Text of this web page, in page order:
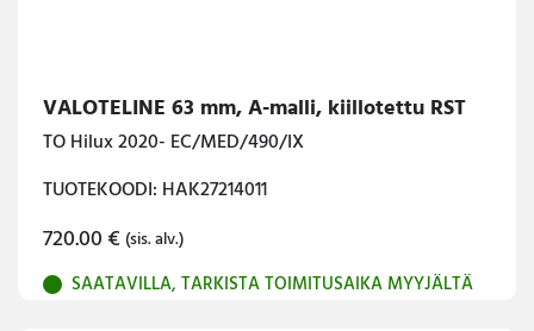
VALOTELINE 63 mm, A-malli, kiillotettu RST
TO Hilux 2020- EC/MED/490/IX
TUOTEKOODI: HAK27214011
720.00€ (sis. alv.)
SAATAVILLA, TARKISTA TOIMITUSAIKA MYYJÄLTÄ